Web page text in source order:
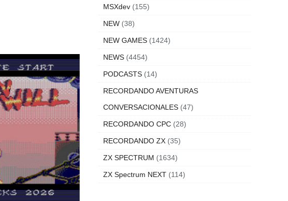
MSXdev (155)
NEW (38)
NEW GAMES (1424)
NEWS (4454)
PODCASTS (14)
RECORDANDO AVENTURAS
CONVERSACIONALES (47)
RECORDANDO CPC (28)
RECORDANDO ZX (35)
ZX SPECTRUM (1634)
ZX Spectrum NEXT (114)